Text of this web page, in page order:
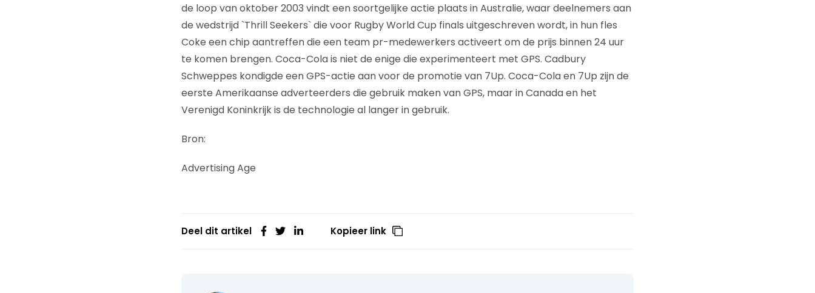
de loop van oktober 2003 vindt een soortgelijke actie plaats in Australie, waar deelnemers aan
de wedstrijd `Thrill Seekers` die voor Rugby World Cup finals uitgeschreven wordt, in hun fles
Coke een chip aantreffen die een team pr-medewerkers activeert om de prijs binnen 24 uur
te komen brengen. Coca-Cola is niet de enige die experimenteert met GPS. Cadbury
Schweppes kondigde een GPS-actie aan voor de promotie van 7Up. Coca-Cola en 7Up zijn de
eerste Amerikaanse adverteerders die gebruik maken van GPS, maar in Canada en het
Verenigd Koninkrijk is de technologie al langer in gebruik.
Bron:
Advertising Age
Deel dit artikel Kopieer link